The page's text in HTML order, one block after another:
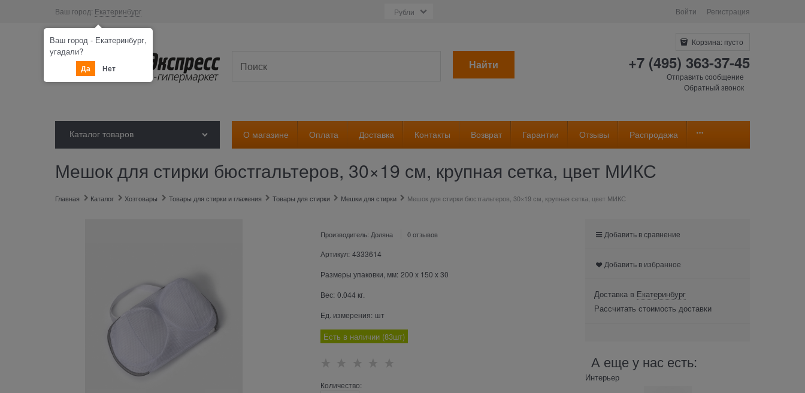
Ваш город: Екатеринбург Войти Регистрация
Найти
Корзина: пусто
+7 (495) 363-37-45
Отправить сообщение
Обратный звонок
Каталог товаров О магазине Оплата Доставка Контакты Возврат Гарантии Отзывы Распродажа
Мешок для стирки бюстгальтеров, 30×19 см, крупная сетка, цвет МИКС
Главная Каталог Хозтовары Товары для стирки и глажения Товары для стирки Мешки для стирки Мешок для стирки бюстгальтеров, 30×19 см, крупная сетка, цвет МИКС
Производитель: Доляна 0 отзывов
Артикул: 4333614
Размеры упаковки, мм: 200 x 150 x30
Вес: 0.044 кг.
Ед. измерения: шт
Есть в наличии (83шт)
Количество:
Добавить в сравнение
Добавить в избранное
Доставка в Екатеринбург
Рассчитать стоимость доставки
А еще у нас есть:
Интерьер
Ваш город - Екатеринбург,
угадали?
Да Нет